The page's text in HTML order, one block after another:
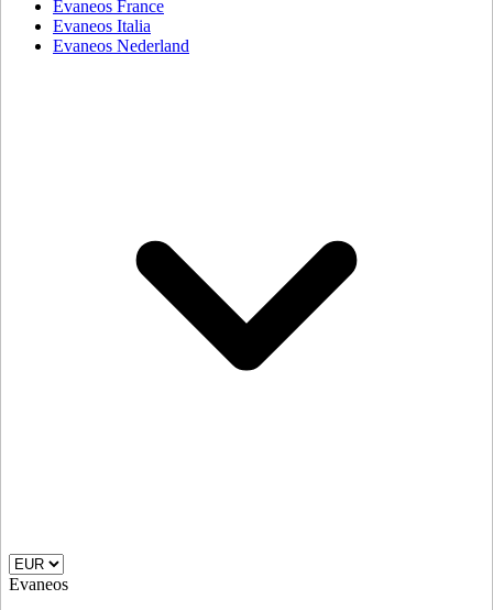
Evaneos France
Evaneos Italia
Evaneos Nederland
Evaneos